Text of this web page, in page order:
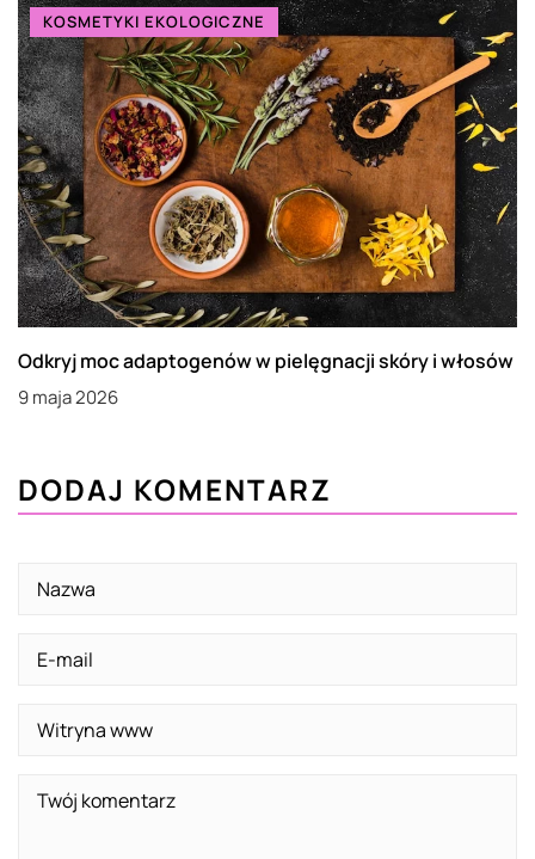
KOSMETYKI EKOLOGICZNE
Odkryj moc adaptogenów w pielęgnacji skóry i włosów
9 maja 2026
DODAJ KOMENTARZ